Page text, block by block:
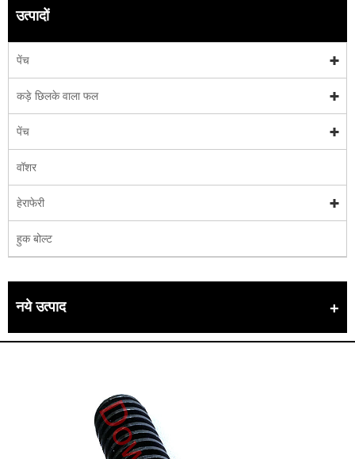
उत्पादों
पेंच
कड़े छिलके वाला फल
पेंच
वॉशर
हेराफेरी
हुक बोल्ट
नये उत्पाद